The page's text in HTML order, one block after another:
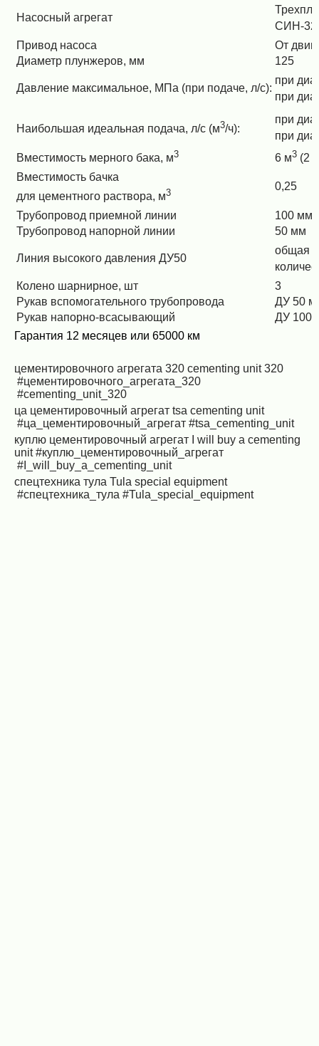
Насосный агрегат
СИН-
Привод насоса
От
Диаметр плунжеров, мм
125
Давление максимальное, МПа (при подаче, л/с):
при
при
Наибольшая идеальная подача, л/с (м3/ч):
при
при
Вместимость мерного бака, м3 6 м3 (2
Вместимость бачка
для цементного раствора, м3
0,25
Трубопровод приемной линии
100 мм
Трубопровод напорной линии
50 мм
Линия высокого давления ДУ50
общая
Колено шарнирное, шт
3
Рукав вспомогательного трубопровода
ДУ 50
Рукав напорно-всасывающий
ДУ 100
Гарантия 12 месяцев или 65000 км
цементировочного агрегата 320 cementing unit 320
#цементировочного_агрегата_320
#cementing_unit_320
ца цементировочный агрегат tsa cementing unit
#ца_цементировочный_агрегат #tsa_cementing_unit
куплю цементировочный агрегат
I will buy a cementing
unit #куплю_цементировочный_агрегат
#I_will_buy_a_cementing_unit
спецтехника тула Tula special equipment
#спецтехника_тула #Tula_special_equipment